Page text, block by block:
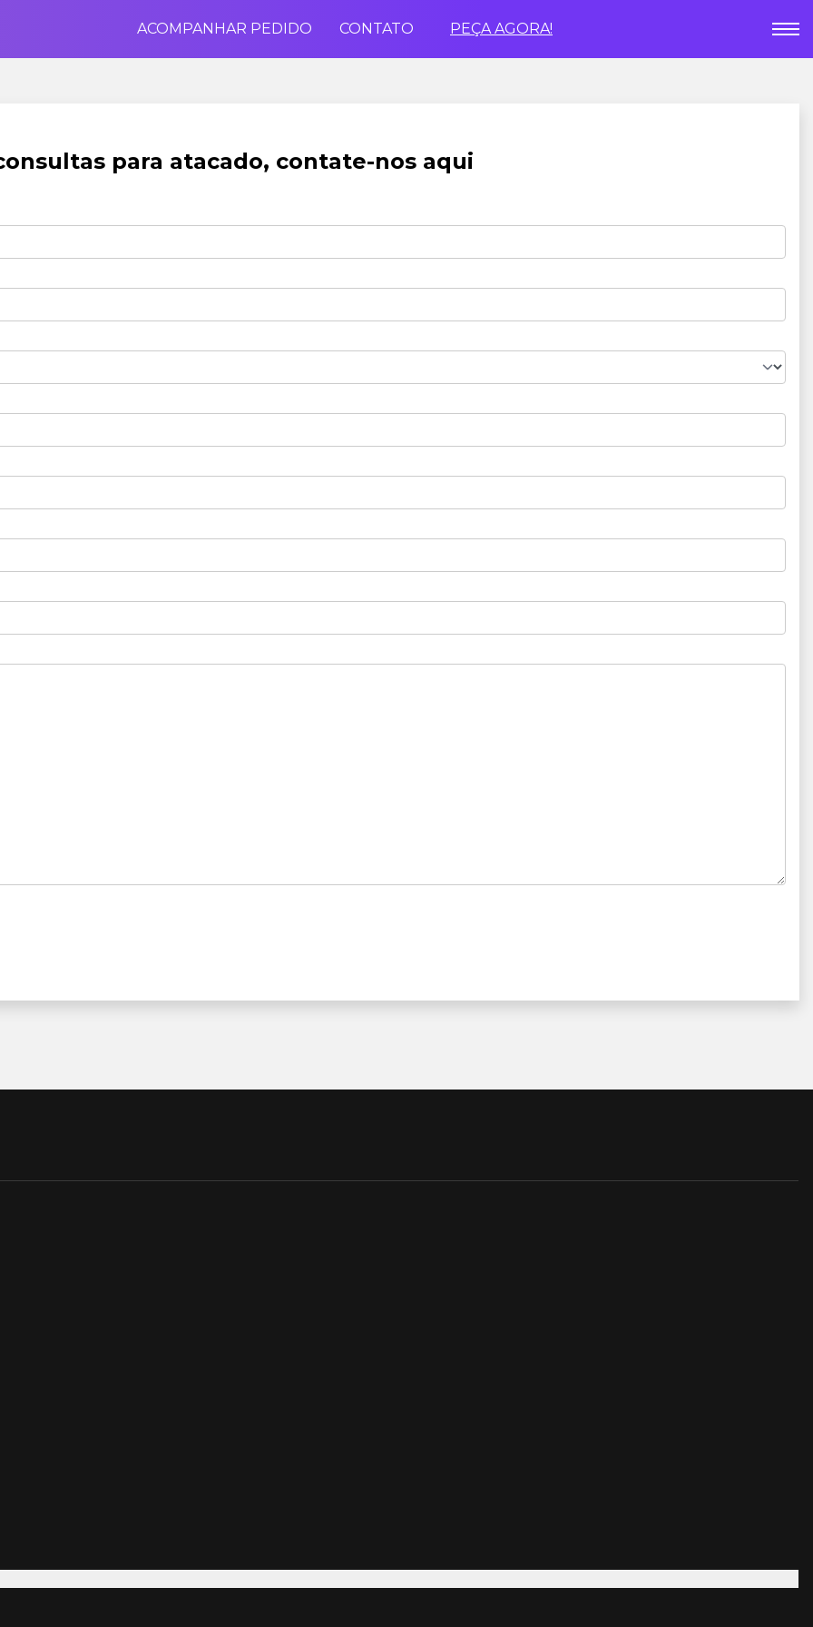
ACOMPANHAR PEDIDO CONTATO PEÇA AGORA!
para atacado, contate-nos aqui